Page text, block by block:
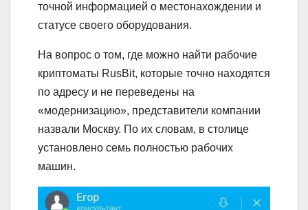
точной информацией о местонахождении и
статусе своего оборудования.
На вопрос о том, где можно найти рабочие
криптоматы RusBit, которые точно находятся
по адресу и не переведены на
«модернизацию», представители компании
назвали Москву. По их словам, в столице
установлено семь полностью рабочих
машин.